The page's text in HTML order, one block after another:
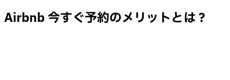
Airbnb 今すぐ予約のメリットとは？